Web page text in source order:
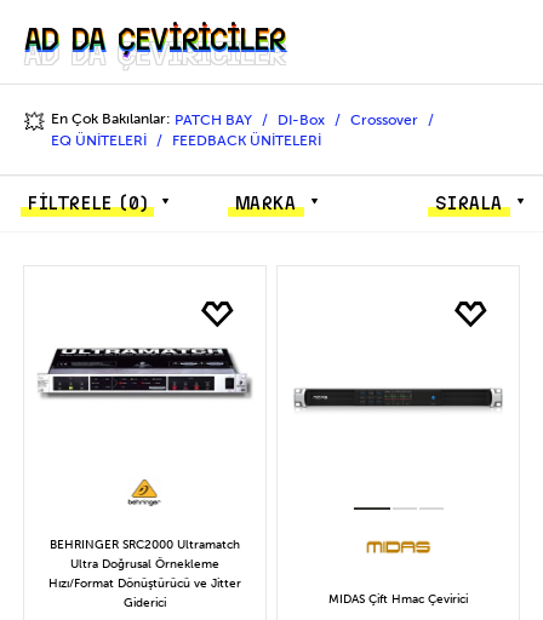
AD DA ÇEVİRİCİLER
AD DA ÇEVİRİCİLER
💥 En Çok Bakılanlar: PATCH BAY DI-Box
Crossover
EQ ÜNİTELERİ
FEEDBACK ÜNİTELERİ
FİLTRELE(0) MARKA SIRALA
BEHRINGER SRC2000 Ultramatch
Ultra Doğrusal Örnekleme
Hızı/Format Dönüştürücü ve Jitter
Giderici
MIDAS Çift Hmac Çevirici